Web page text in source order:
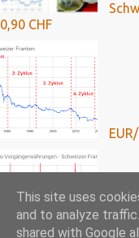
0,90 CHF
This site uses
and to analyze
shared with Google